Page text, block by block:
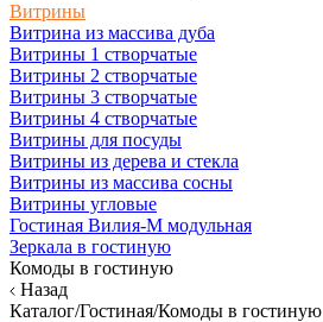
Витрины
Витрина из массива дуба
Витрины 1 створчатые
Витрины 2 створчатые
Витрины 3 створчатые
Витрины 4 створчатые
Витрины для посуды
Витрины из дерева и стекла
Витрины из массива сосны
Витрины угловые
Гостиная Вилия-М модульная
Зеркала в гостиную
Комоды в гостиную
Назад
Каталог/Гостиная/Комоды в гостиную